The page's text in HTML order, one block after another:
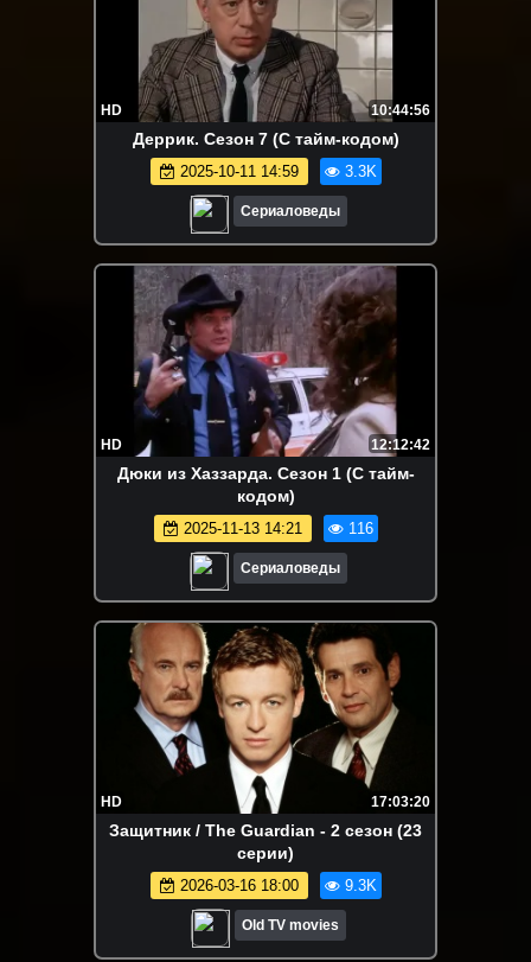
HD 10:44:56
Деррик. Сезон 7 (С тайм-кодом)
2025-10-11 14:59 3.3K
Сериаловеды
HD 12:12:42
Дюки из Хаззарда. Сезон 1 (С тайм-
кодом)
2025-11-13 14:21 116
Сериаловеды
HD 17:03:20
Защитник / The Guardian - 2 сезон (23
серии)
2026-03-16 18:00 9.3K
Old TV movies